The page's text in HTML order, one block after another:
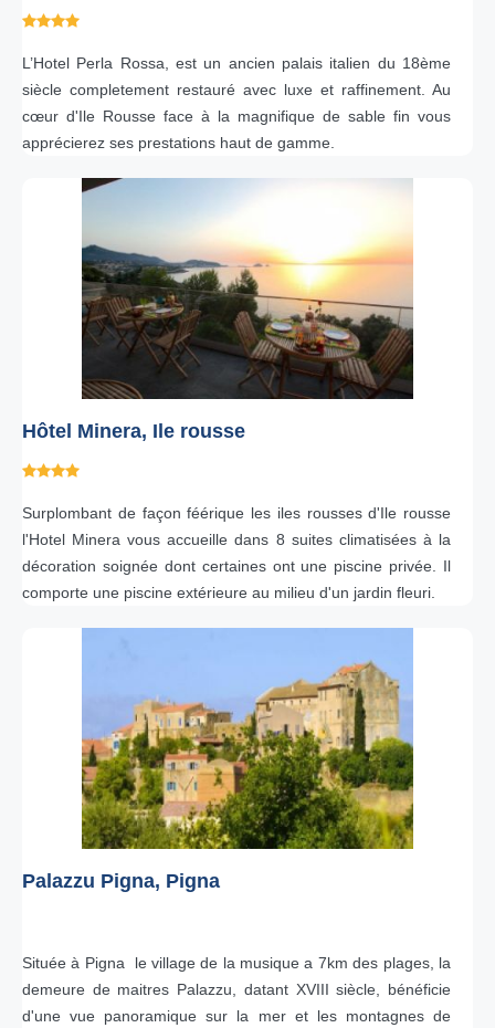
L’Hotel Perla Rossa, est un ancien palais italien du 18ème
siècle completement restauré avec luxe et raffinement. Au
cœur d'Ile Rousse face à la magnifique de sable fin vous
apprécierez ses prestations haut de gamme.
Hôtel Minera, Ile rousse
Surplombant de façon féérique les iles rousses d'Ile rousse
l'Hotel Minera vous accueille dans 8 suites climatisées à la
décoration soignée dont certaines ont une piscine privée. Il
comporte une piscine extérieure au milieu d'un jardin fleuri.
Palazzu Pigna, Pigna
Située à Pigna le village de la musique a 7km des plages, la
demeure de maitres Palazzu, datant XVIII siècle, bénéficie
d'une vue panoramique sur la mer et les montagnes de